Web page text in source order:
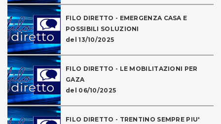
FILO DIRETTO - EMERGENZA CASA E
POSSIBILI SOLUZIONI
del 13/10/2025
FILO DIRETTO - LE MOBILITAZIONI PER
GAZA
del 06/10/2025
FILO DIRETTO - TRENTINO SEMPRE PIU'